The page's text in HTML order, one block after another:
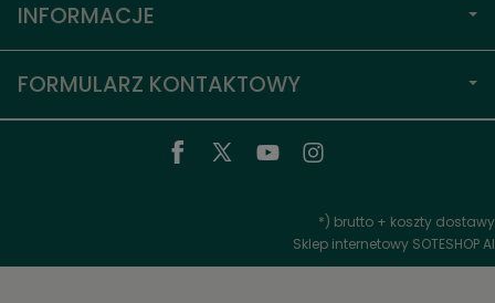
INFORMACJE
FORMULARZ KONTAKTOWY
*) brutto + koszty dostawy
Sklep internetowy SOTESHOP AI